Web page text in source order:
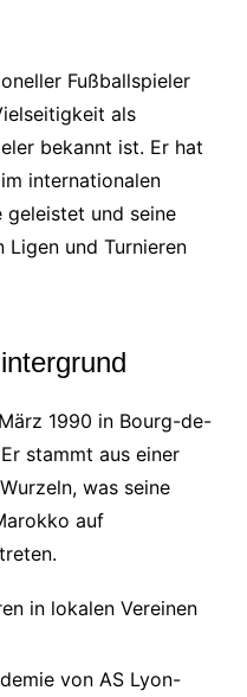
Fußballspieler
als
bekannt ist. Er hat
internationalen
geleistet und seine
Ligen und Turnieren
1990 in Bourg-de-
stammt aus einer
was seine
auf
in lokalen Vereinen
von AS Lyon-